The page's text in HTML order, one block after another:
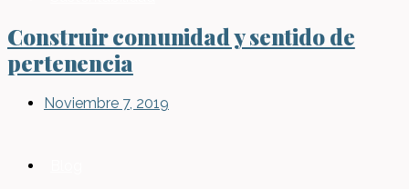
Construir comunidad y sentido de
pertenencia
Noviembre 7, 2019